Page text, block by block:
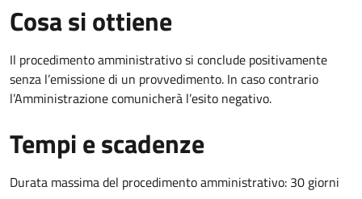
Cosa si ottiene
Il procedimento amministrativo si conclude positivamente
senza l’emissione di un provvedimento. In caso contrario
l’Amministrazione comunicherà l’esito negativo.
Tempi e scadenze
Durata massima del procedimento amministrativo: 30 giorni